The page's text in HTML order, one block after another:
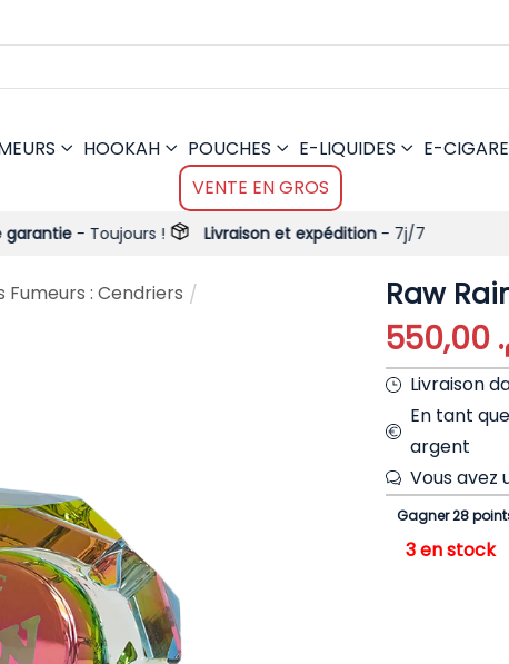
HOOKAH POUCHES E-LIQUIDES
E-
VENTE EN GROS
! Livraison et expédition- 7j/7
Fumeurs : Cendriers /
Raw
550,00
Livraison
En tant
argent
Vous avez
Gagner 28
3 en stock